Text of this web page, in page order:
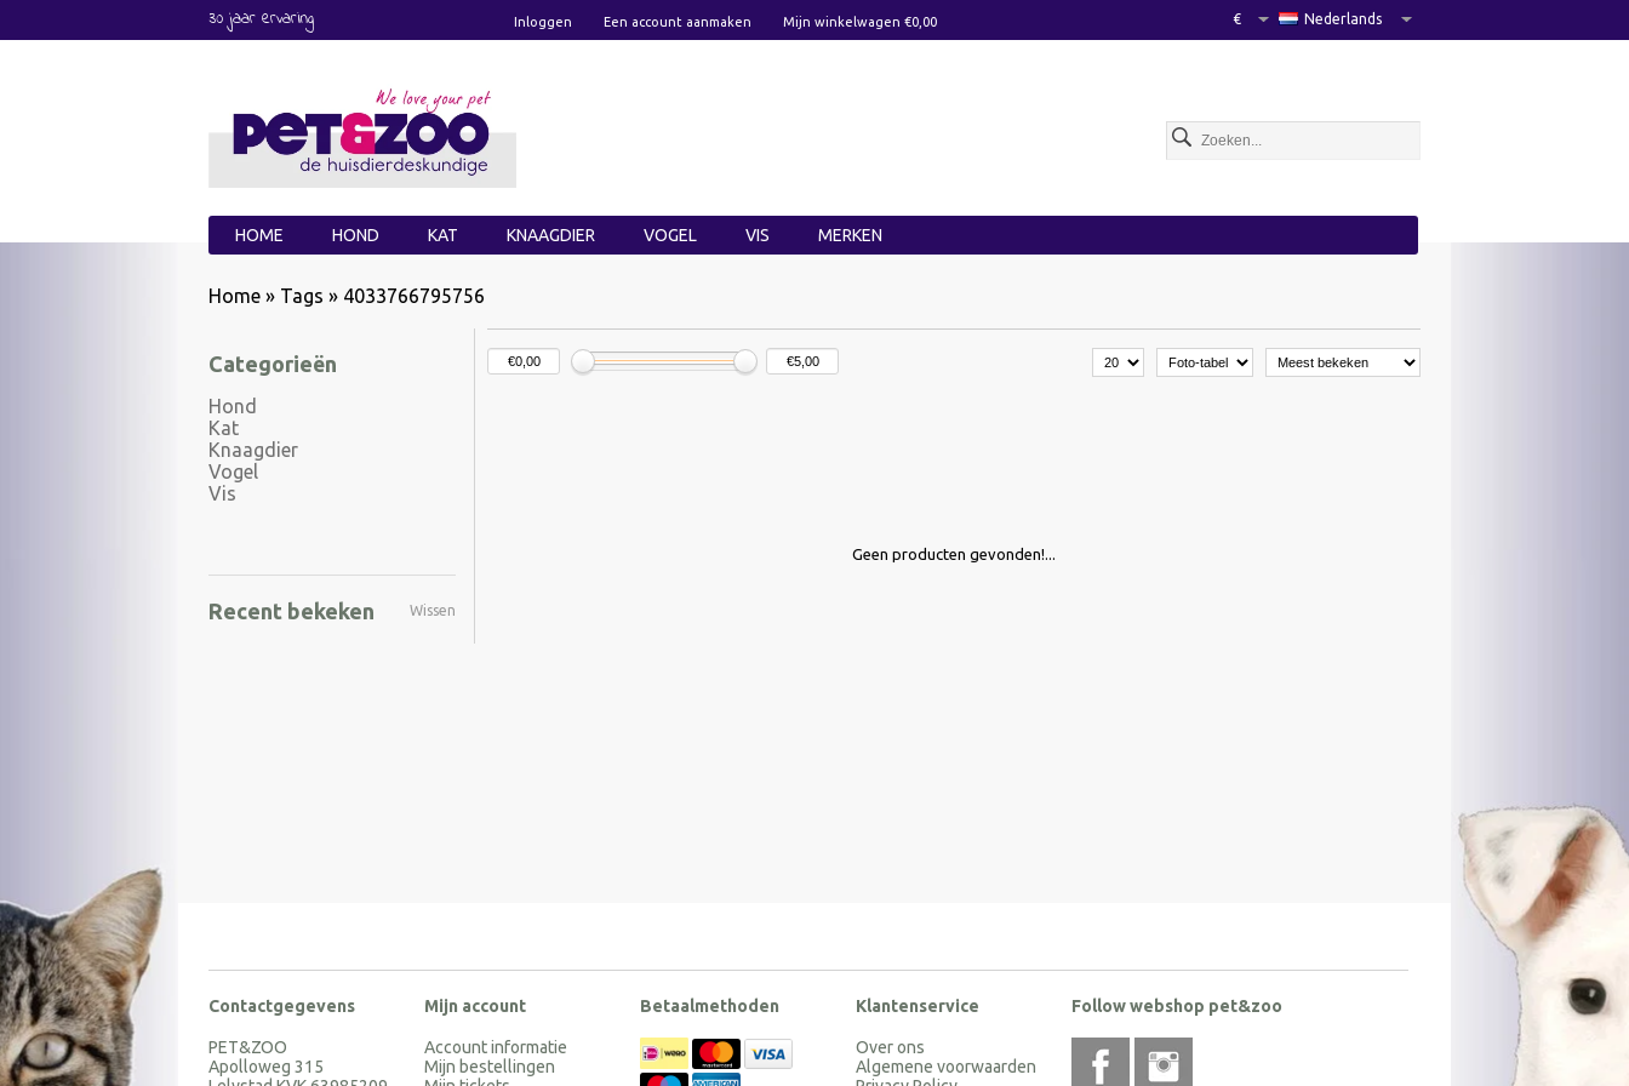
30 jaar ervaring Inloggen Een account aanmaken Mijn winkelwagen €0,00 Nederlands
€
HOME HOND KAT KNAAGDIER VOGEL VIS MERKEN
Home » Tags » 4033766795756
Categorieën
Hond
Kat
Knaagdier
Vogel
Vis
Recent bekeken Wissen
Geen producten gevonden!...
Contactgegevens
PET&ZOO
Apolloweg 315
Mijn account
Account informatie
Mijn bestellingen
Betaalmethoden Klantenservice
Over ons
Algemene voorwaarden
Follow webshop pet&zoo